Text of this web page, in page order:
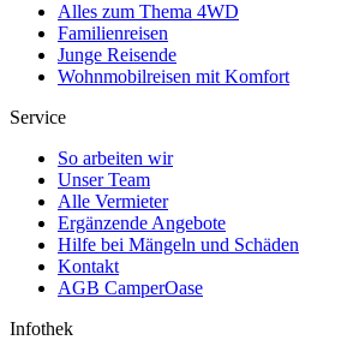
Alles zum Thema 4WD
Familienreisen
Junge Reisende
Wohnmobilreisen mit Komfort
Service
So arbeiten wir
Unser Team
Alle Vermieter
Ergänzende Angebote
Hilfe bei Mängeln und Schäden
Kontakt
AGB CamperOase
Infothek